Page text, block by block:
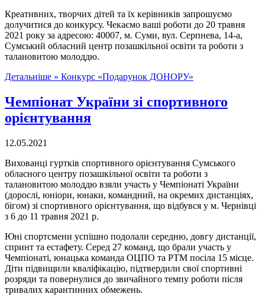
Креативних, творчих дітей та їх керівників запрошуємо
долучитися до конкурсу. Чекаємо ваші роботи до 20 травня
2021 року за адресою: 40007, м. Суми, вул. Серпнева, 14-а,
Сумський обласний центр позашкільної освіти та роботи з
талановитою молоддю.
Детальніше » Конкурс «Подарунок ДОНОРУ»
Чемпіонат України зі спортивного
орієнтування
12.05.2021
Вихованці гуртків спортивного орієнтування Сумського
обласного центру позашкільної освіти та роботи з
талановитою молоддю взяли участь у Чемпіонаті України
(дорослі, юніори, юнаки, командний, на окремих дистанціях,
бігом) зі спортивного орієнтування, що відбувся у м. Чернівці
з 6 до 11 травня 2021 р.
Юні спортсмени успішно подолали середню, довгу дистанції,
спринт та естафету. Серед 27 команд, що брали участь у
Чемпіонаті, юнацька команда ОЦПО та РТМ посіла 15 місце.
Діти підвищили кваліфікацію, підтвердили свої спортивні
розряди та повернулися до звичайного темпу роботи після
тривалих карантинних обмежень.